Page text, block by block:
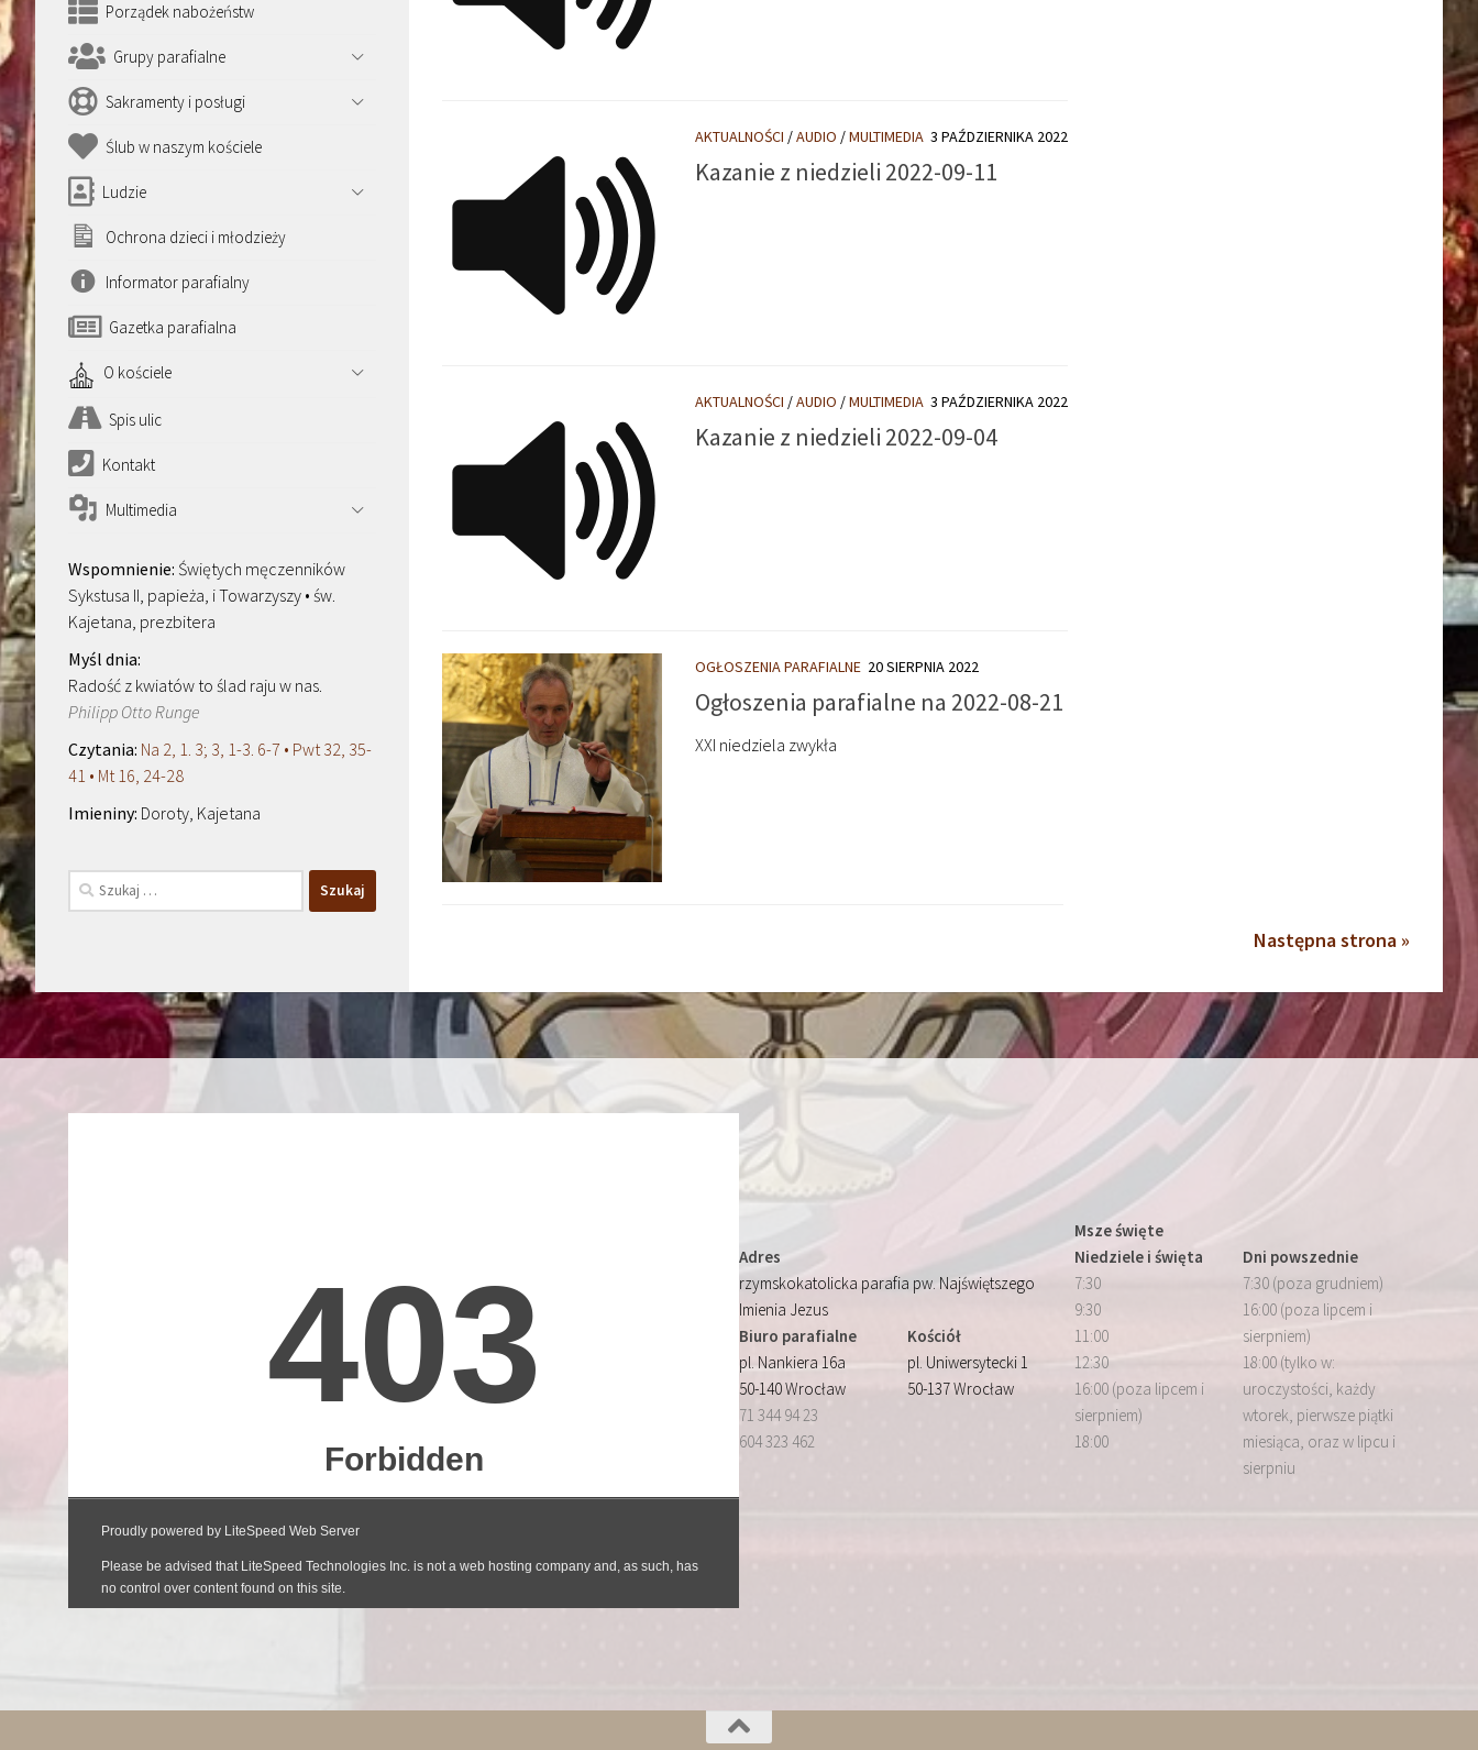
AKTUALNOŚCI /AUDIO /MULTIMEDIA 3 PAŹDZIERNIKA 2022
Kazanie z niedzieli 2022-09-11
AKTUALNOŚCI /AUDIO /MULTIMEDIA 3 PAŹDZIERNIKA 2022
Kazanie z niedzieli 2022-09-04
OGŁOSZENIA PARAFIALNE 20 SIERPNIA 2022
Ogłoszenia parafialne na 2022-08-21
XXI niedziela zwykła
Następna strona »
Porządek nabożeństw
Grupy parafialne
Sakramenty i posługi
Ślub w naszym kościele
Ludzie
Ochrona dzieci i młodzieży
Informator parafialny
Gazetka parafialna
O kościele
Spis ulic
Kontakt
Multimedia
Świętych męczenników
Sykstusa II, papieża, i Towarzyszy • św.
Kajetana, prezbitera
Radość z kwiatów to ślad raju w nas.
Philipp Otto Runge
Na 2, 1. 3; 3, 1-3. 6-7 • Pwt 32, 35-
41 • Mt 16, 24-28
Doroty, Kajetana
Szukaj:
Adres
rzymskokatolicka parafia pw. Najświętszego
Imienia Jezus
Biuro parafialne
pl. Nankiera 16a
50-140 Wrocław
71 344 94 23
604 323 462
Kościół
pl. Uniwersytecki 1
50-137 Wrocław
Msze święte
Niedziele i święta
7:30
9:30
11:00
12:30
16:00 (poza lipcem i
sierpniem)
18:00
Dni powszednie
7:30 (poza grudniem)
16:00 (poza lipcem i
sierpniem)
18:00 (tylko w:
uroczystości, każdy
wtorek, pierwsze piątki
miesiąca, oraz w lipcu i
sierpniu